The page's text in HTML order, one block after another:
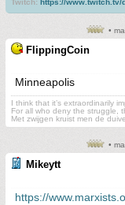
Twitch: https://www.twitch.tv/
•
FlippingCoin
Minneapolis
I think that it’s extraordinarily
For all who deny the struggle,
Met zwijgen kruist men de
•
Mikeytt
https://